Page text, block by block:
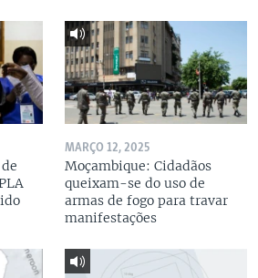
MARÇO 12, 2025
Moçambique: Cidadãos
queixam-se do uso de
armas de fogo para travar
manifestações